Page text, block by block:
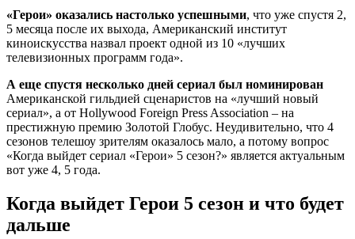
«Герои» оказались настолько успешными, что уже спустя 2,
5 месяца после их выхода, Американский институт
киноискусства назвал проект одной из 10 «лучших
телевизионных программ года».
А еще спустя несколько дней сериал был номинирован
Американской гильдией сценаристов на «лучший новый
сериал», а от Hollywood Foreign Press Association – на
престижную премию Золотой Глобус. Неудивительно, что 4
сезонов телешоу зрителям оказалось мало, а потому вопрос
«Когда выйдет сериал «Герои» 5 сезон?» является актуальным
вот уже 4, 5 года.
Когда выйдет Герои 5 сезон и что будет
дальше